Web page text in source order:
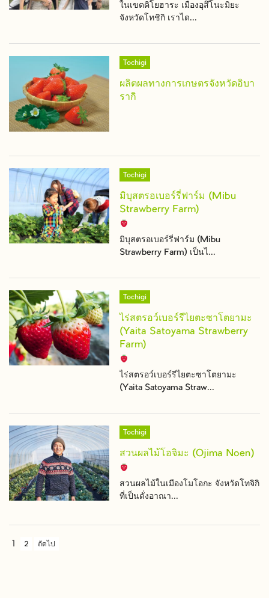
ในเขตคิโยฮาระ เมืองอุสึโนะมิยะ
จังหวัดโทชิกิ เราได...
Tochigi
ผลิตผลทางการเกษตรจังหวัดอิบา
รากิ
Tochigi
มิบุสตรอเบอร์รี่ฟาร์ม (Mibu
Strawberry Farm)
มิบุสตรอเบอร์รี่ฟาร์ม (Mibu
Strawberry Farm) เป็นไ...
Tochigi
ไร่สตรอว์เบอร์รีไยตะซาโตยามะ
(Yaita Satoyama Strawberry
Farm)
ไร่สตรอว์เบอร์รีไยตะซาโตยามะ
(Yaita Satoyama Straw...
Tochigi
สวนผลไม้โอจิมะ (Ojima Noen)
สวนผลไม้ในเมืองโมโอกะ จังหวัดโทจิกิ
ที่เป็นดั่งอาณา...
1 2 ถัดไป